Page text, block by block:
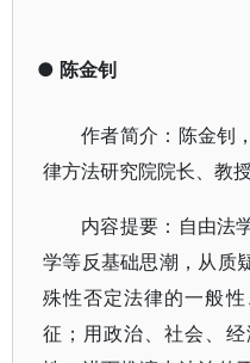
● 陈金钊
作者简介：陈金钊
律方法研究院院长、教
内容提要：自由法
学等反基础思潮，从质
殊性否定法律的一般
征；用政治、社会、